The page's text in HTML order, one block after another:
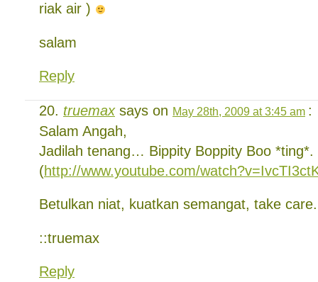
riak air )
salam
Reply
truemaxsays on May 28th, 2009 at 3:45 am :
Salam Angah,
Jadilah tenang… Bippity Boppity Boo *ting*.
(http://www.youtube.com/
Betulkan niat, kuatkan semangat, take care.
::truemax
Reply